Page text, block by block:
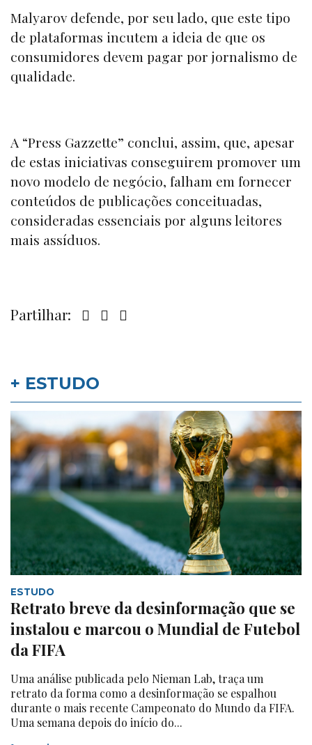
Malyarov defende, por seu lado, que este tipo
de plataformas incutem a ideia de que os
consumidores devem pagar por jornalismo de
qualidade.
A “Press Gazzette” conclui, assim, que, apesar
de estas iniciativas conseguirem promover um
novo modelo de negócio, falham em fornecer
conteúdos de publicações conceituadas,
consideradas essenciais por alguns leitores
mais assíduos.
Partilhar:
+ ESTUDO
ESTUDO
Retrato breve da desinformação que se
instalou e marcou o Mundial de Futebol
da FIFA
Uma análise publicada pelo Nieman Lab, traça um
retrato da forma como a desinformação se espalhou
durante o mais recente Campeonato do Mundo da FIFA.
Uma semana depois do início do...